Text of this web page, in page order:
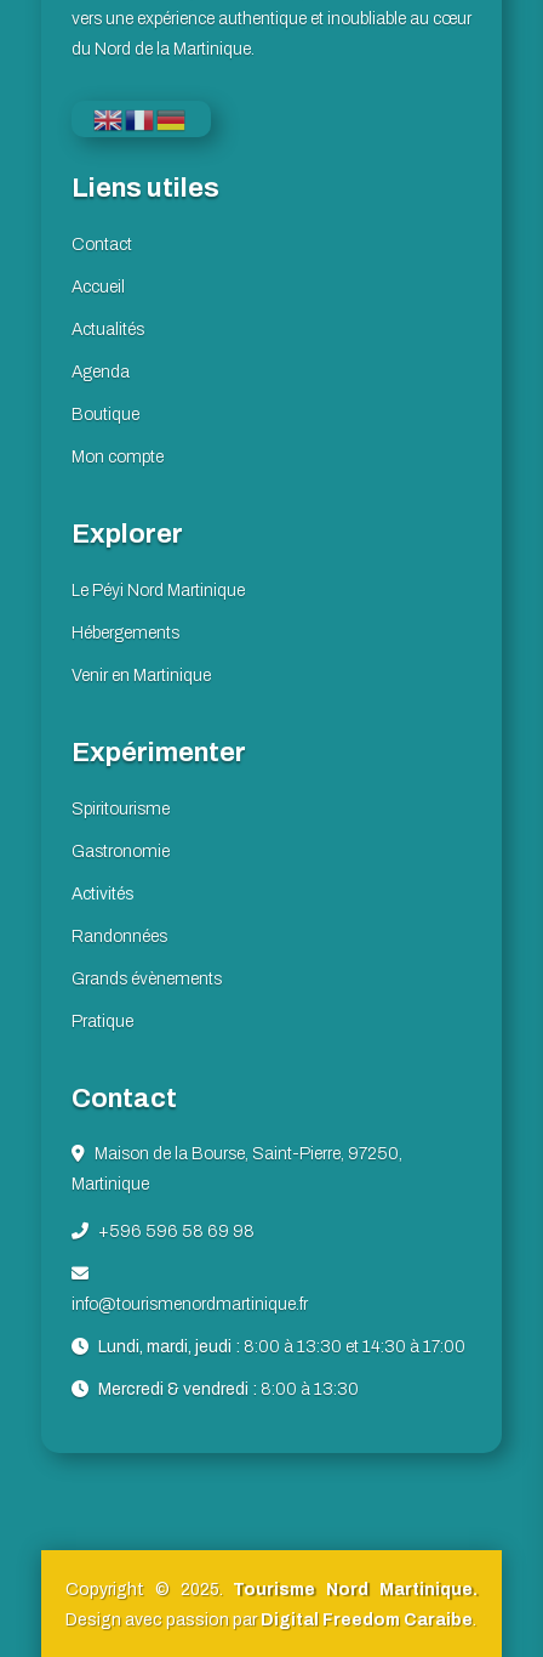
vers une expérience authentique et inoubliable au cœur
du Nord de la Martinique.
Liens utiles
Contact
Accueil
Actualités
Agenda
Boutique
Mon compte
Explorer
Le Péyi Nord Martinique
Hébergements
Venir en Martinique
Expérimenter
Spiritourisme
Gastronomie
Activités
Randonnées
Grands évènements
Pratique
Contact
Maison de la Bourse, Saint-Pierre, 97250,
Martinique
+596 596 58 69 98
info@tourismenordmartinique.fr
Lundi, mardi, jeudi : 8:00 à 13:30 et 14:30 à 17:00
Mercredi & vendredi : 8:00 à 13:30
Copyright © 2025. Tourisme Nord Martinique.
Design avec passion par Digital Freedom Caraibe.